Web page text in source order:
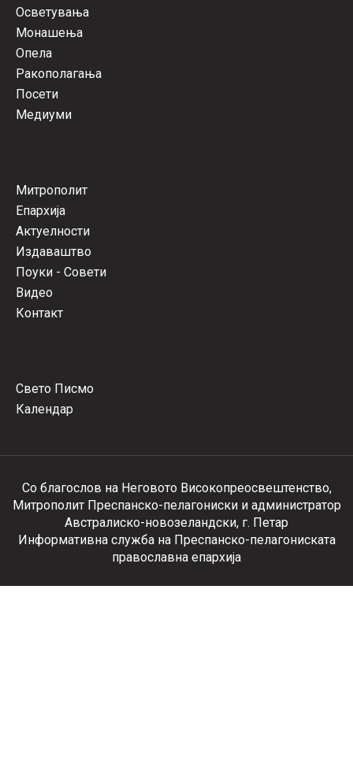
Осветувања
Монашења
Опела
Ракополагања
Посети
Медиуми
Митрополит
Епархија
Актуелности
Издаваштво
Поуки - Совети
Видео
Контакт
Свето Писмо
Календар
Со благослов на Неговото Високопреосвештенство,
Митрополит Преспанско-пелагониски и администратор
Австралиско-новозеландски, г. Петар
Информативна служба на Преспанско-пелагониската
православна епархија